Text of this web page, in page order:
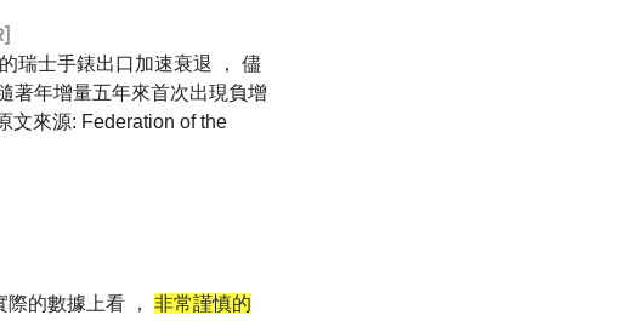
瑞士手錶出口加速衰退 ， 儘
著年增量五年來首次出現負增
文來源: Federation of the
的數據上看 ， 非常謹慎的